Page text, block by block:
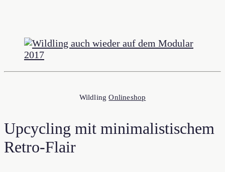
WildlingOnlineshop
Upcycling mit minimalistischem
Retro-Flair